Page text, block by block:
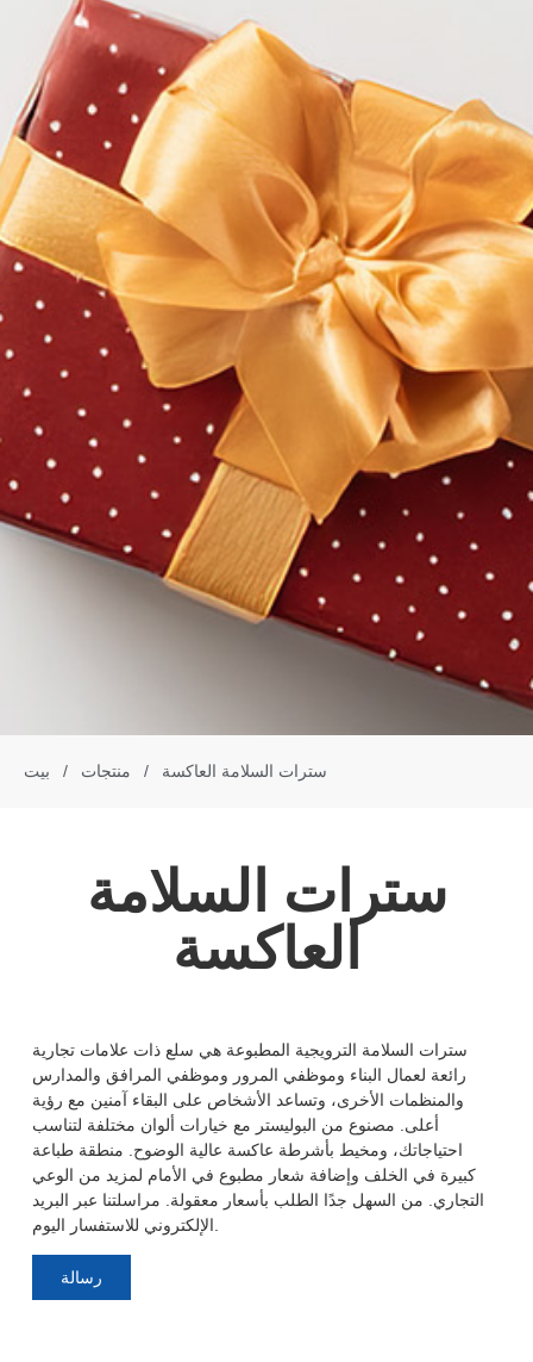
بيت / منتجات / سترات السلامة العاكسة
سترات السلامة
العاكسة
سترات السلامة الترويجية المطبوعة هي سلع ذات علامات تجارية
رائعة لعمال البناء وموظفي المرور وموظفي المرافق والمدارس
والمنظمات الأخرى، وتساعد الأشخاص على البقاء آمنين مع رؤية
أعلى. مصنوع من البوليستر مع خيارات ألوان مختلفة لتناسب
احتياجاتك، ومخيط بأشرطة عاكسة عالية الوضوح. منطقة طباعة
كبيرة في الخلف وإضافة شعار مطبوع في الأمام لمزيد من الوعي
التجاري. من السهل جدًا الطلب بأسعار معقولة. مراسلتنا عبر البريد
رسالة